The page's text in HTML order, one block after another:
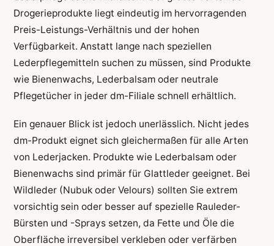
Drogerieprodukte liegt eindeutig im hervorragenden
Preis-Leistungs-Verhältnis und der hohen
Verfügbarkeit. Anstatt lange nach speziellen
Lederpflegemitteln suchen zu müssen, sind Produkte
wie Bienenwachs, Lederbalsam oder neutrale
Pflegetücher in jeder dm-Filiale schnell erhältlich.
Ein genauer Blick ist jedoch unerlässlich. Nicht jedes
dm-Produkt eignet sich gleichermaßen für alle Arten
von Lederjacken. Produkte wie Lederbalsam oder
Bienenwachs sind primär für Glattleder geeignet. Bei
Wildleder (Nubuk oder Velours) sollten Sie extrem
vorsichtig sein oder besser auf spezielle Rauleder-
Bürsten und -Sprays setzen, da Fette und Öle die
Oberfläche irreversibel verkleben oder verfärben